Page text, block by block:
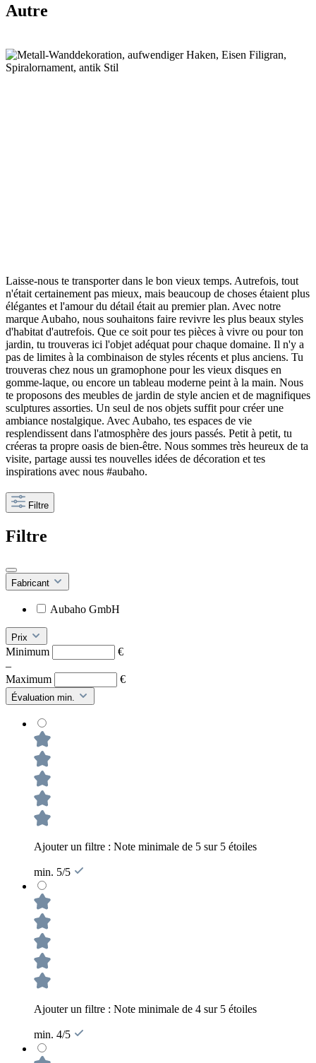
Autre
Laisse-nous te transporter dans le bon vieux temps. Autrefois, tout
n'était certainement pas mieux, mais beaucoup de choses étaient plus
élégantes et l'amour du détail était au premier plan. Avec notre
marque Aubaho, nous souhaitons faire revivre les plus beaux styles
d'habitat d'autrefois. Que ce soit pour tes pièces à vivre ou pour ton
jardin, tu trouveras ici l'objet adéquat pour chaque domaine. Il n'y a
pas de limites à la combinaison de styles récents et plus anciens. Tu
trouveras chez nous un gramophone pour les vieux disques en
gomme-laque, ou encore un tableau moderne peint à la main. Nous
te proposons des meubles de jardin de style ancien et de magnifiques
sculptures assorties. Un seul de nos objets suffit pour créer une
ambiance nostalgique. Avec Aubaho, tes espaces de vie
resplendissent dans l'atmosphère des jours passés. Petit à petit, tu
créeras ta propre oasis de bien-être. Nous sommes très heureux de ta
visite, partage aussi tes nouvelles idées de décoration et tes
inspirations avec nous #aubaho.
Filtre
Filtre
Fabricant
Aubaho GmbH
Prix
Minimum
€
–
Maximum
€
Évaluation min.
Ajouter un filtre : Note minimale de 5 sur 5 étoiles
min. 5/5
Ajouter un filtre : Note minimale de 4 sur 5 étoiles
min. 4/5